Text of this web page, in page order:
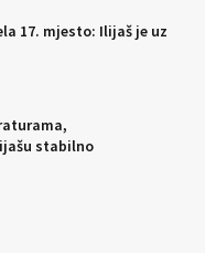
17. mjesto: Ilijaš je uz
stabilno